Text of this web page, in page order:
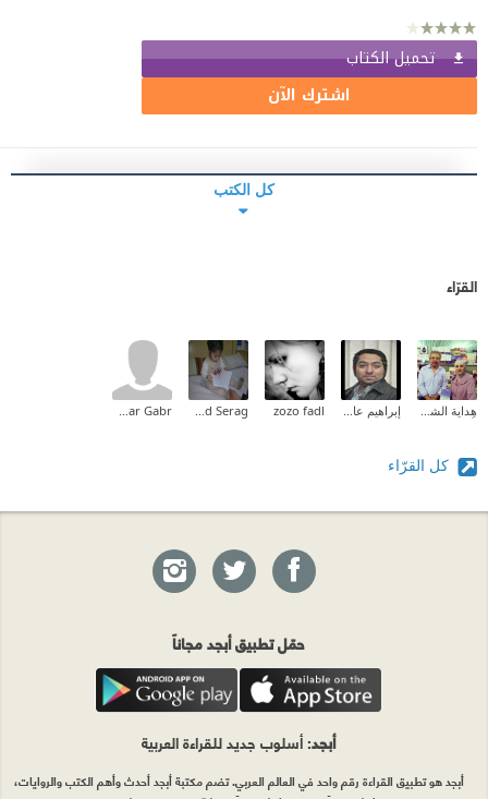
تحميل الكتاب
اشترك الآن
كل الكتب
القرّاء
zozo fadl
كل القرّاء
حمّل تطبيق أبجد مجاناً
أبجد: أسلوب جديد للقراءة العربية
أبجد هو تطبيق القراءة رقم واحد في العالم العربي. تضم مكتبة أبجد أحدث وأهم الكتب والروايات،